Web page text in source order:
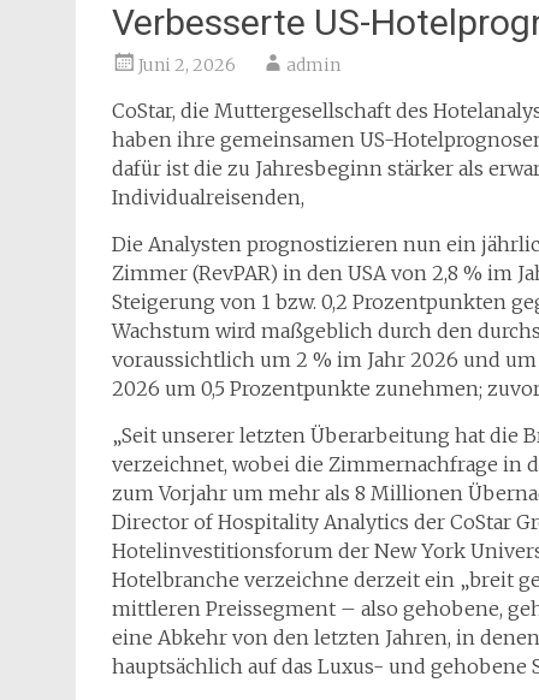
Verbesserte US-
Juni 2, 2026 admin
CoStar, die Muttergesellschaft des
haben ihre gemeinsamen US-
dafür ist die zu Jahresbeginn stärker als
Individualreisenden,
Die Analysten prognostizieren nun ein
Zimmer (RevPAR) in den USA von 2,8 % im
Steigerung von 1 bzw. 0,2 Prozentpunkten
Wachstum wird maßgeblich durch den
voraussichtlich um 2 % im Jahr 2026 und
2026 um 0,5 Prozentpunkte zunehmen;
„Seit unserer letzten Überarbeitung hat die
verzeichnet, wobei die Zimmernachfrage in
zum Vorjahr um mehr als 8 Millionen
Director of Hospitality Analytics der CoStar
Hotelinvestitionsforum der New York
Hotelbranche verzeichne derzeit ein „breit
mittleren Preissegment – ​​also gehobene,
eine Abkehr von den letzten Jahren, in
hauptsächlich auf das Luxus- und gehobene